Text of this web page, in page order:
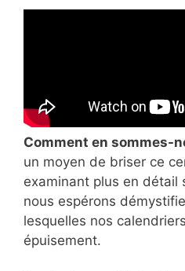
Comment en sommes-
un moyen de briser ce
examinant plus en détail
nous espérons
lesquelles nos
épuisement.